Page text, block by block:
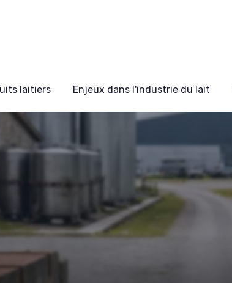
laitiers Enjeux dans l'industrie du lait